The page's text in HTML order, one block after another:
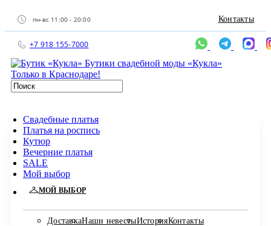
пн-вс 11:00 - 20:00 Контакты
+7 918 155-7000
Бутики свадебной моды «Кукла»
Только в Краснодаре!
Свадебные платья
Платья на роспись
Кутюр
Вечерние платья
SALE
Мой выбор
МОЙ ВЫБОР
ДоставкаНаши невестыИсторияКонтакты